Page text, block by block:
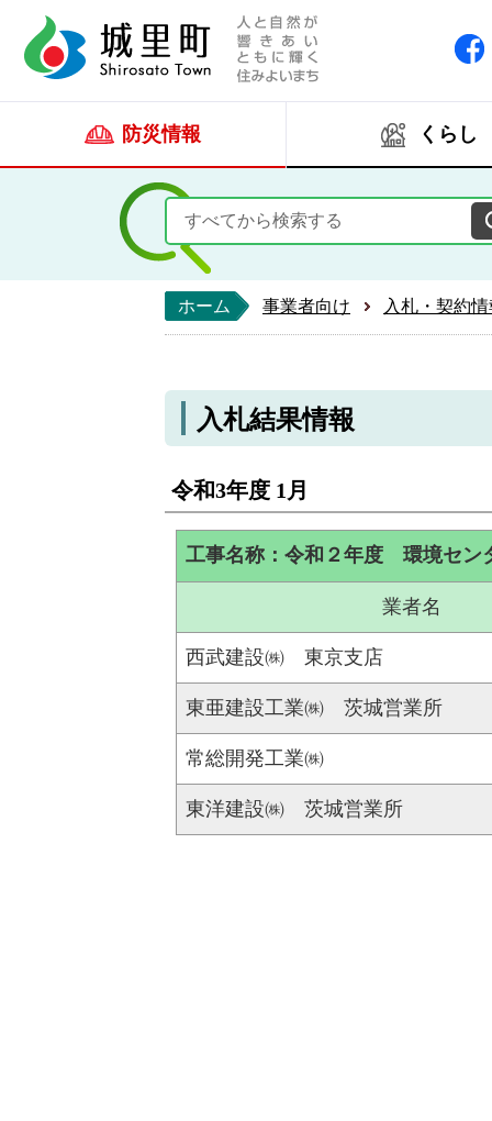
防災情報 くらし
ホーム 事業者向け 入札・契約
入札結果情報
令和3年度 1月
工事名称：令和２年度 環境セン
業者名
西武建設㈱ 東京支店
東亜建設工業㈱ 茨城営業所
常総開発工業㈱
東洋建設㈱ 茨城営業所